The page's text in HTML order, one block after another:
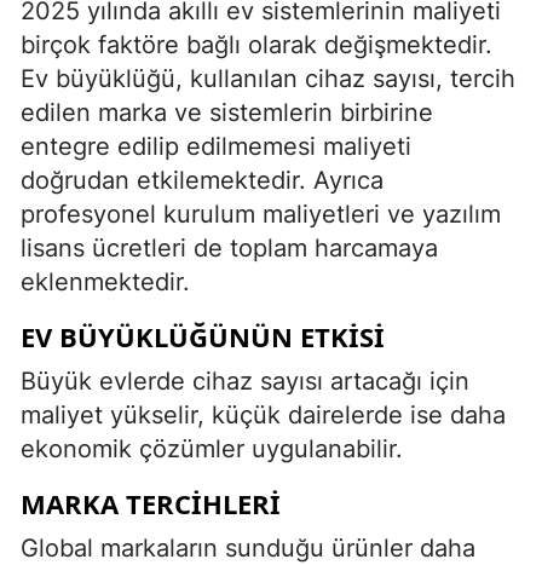
2025 yılında akıllı ev sistemlerinin maliyeti
birçok faktöre bağlı olarak değişmektedir.
Ev büyüklüğü, kullanılan cihaz sayısı, tercih
edilen marka ve sistemlerin birbirine
entegre edilip edilmemesi maliyeti
doğrudan etkilemektedir. Ayrıca
profesyonel kurulum maliyetleri ve yazılım
lisans ücretleri de toplam harcamaya
eklenmektedir.
EV BÜYÜKLÜĞÜNÜN ETKISI
Büyük evlerde cihaz sayısı artacağı için
maliyet yükselir, küçük dairelerde ise daha
ekonomik çözümler uygulanabilir.
MARKA TERCIHLERI
Global markaların sunduğu ürünler daha